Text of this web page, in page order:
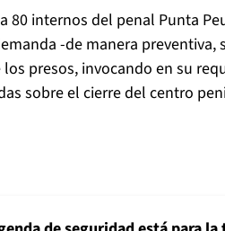
80 internos del penal Punta
-de manera preventiva,
presos, invocando en su
sobre el cierre del centro